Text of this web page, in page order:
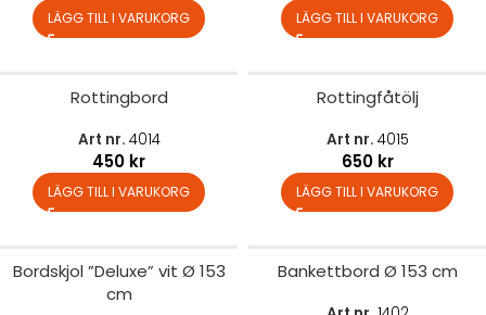
LÄGG TILL I VARUKORG LÄGG TILL I VARUKORG
Rottingbord
Art nr. 4014
450 kr
LÄGG TILL I VARUKORG
Rottingfåtölj
Art nr. 4015
650 kr
LÄGG TILL I VARUKORG
Bordskjol ”Deluxe” vit Ø 153
cm
Bankettbord Ø 153 cm